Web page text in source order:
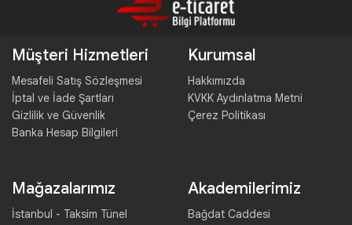
Müşteri Hizmetleri
Mesafeli Satış Sözleşmesi
İptal ve İade Şartları
Gizlilik ve Güvenlik
Banka Hesap Bilgileri
Kurumsal
Hakkımızda
KVKK Aydınlatma Metni
Çerez Politikası
Mağazalarımız
İstanbul - Taksim Tünel
Akademilerimiz
Bağdat Caddesi